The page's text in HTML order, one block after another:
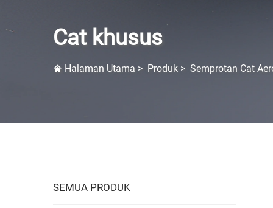
Cat khusus
Halaman Utama > Produk > Semprotan Cat
SEMUA PRODUK